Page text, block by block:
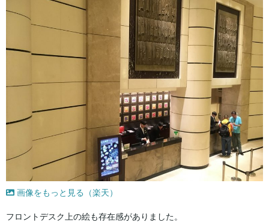
画像をもっと見る（楽天）
フロントデスク上の絵も存在感がありました。